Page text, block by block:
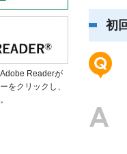
初
Readerが
をクリックし、